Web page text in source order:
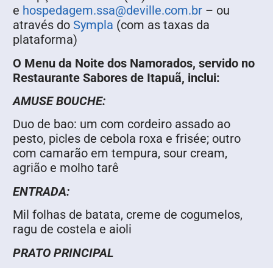
e hospedagem.ssa@deville.com.br – ou
através do Sympla (com as taxas da
plataforma)
O Menu da Noite dos Namorados, servido no
Restaurante Sabores de Itapuã, inclui:
AMUSE BOUCHE:
Duo de bao: um com cordeiro assado ao
pesto, picles de cebola roxa e frisée; outro
com camarão em tempura, sour cream,
agrião e molho tarê
ENTRADA:
Mil folhas de batata, creme de cogumelos,
ragu de costela e aioli
PRATO PRINCIPAL